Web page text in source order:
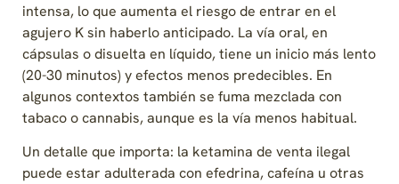
intensa, lo que aumenta el riesgo de entrar en el
agujero K sin haberlo anticipado. La vía oral, en
cápsulas o disuelta en líquido, tiene un inicio más lento
(20-30 minutos) y efectos menos predecibles. En
algunos contextos también se fuma mezclada con
tabaco o cannabis, aunque es la vía menos habitual.
Un detalle que importa: la ketamina de venta ilegal
puede estar adulterada con efedrina, cafeína u otras